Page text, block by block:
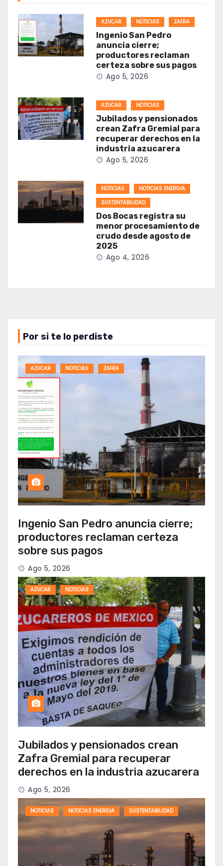
AZUCAR NOTICIAS ZAFRA
Ingenio San Pedro
anuncia cierre;
productores reclaman
certeza sobre sus pagos
Ago 5, 2026
AZUCAR NOTICIAS
Jubilados y pensionados
crean Zafra Gremial para
recuperar derechos en la
industria azucarera
Ago 5, 2026
NOTICIAS
NOTICIAS ENERGIA
SUSTENTABILIDAD
Dos Bocas registra su
menor procesamiento de
crudo desde agosto de
2025
Ago 4, 2026
Por si te lo perdiste
AZUCAR NOTICIAS ZAFRA
Ingenio San Pedro anuncia cierre;
productores reclaman certeza
sobre sus pagos
Ago 5, 2026
AZUCAR NOTICIAS
Jubilados y pensionados crean
Zafra Gremial para recuperar
derechos en la industria azucarera
Ago 5, 2026
NOTICIAS NOTICIAS ENERGIA SUSTENTABILIDAD